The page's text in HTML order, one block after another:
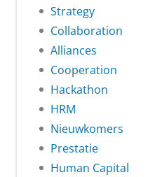
Strategy
Collaboration
Alliances
Cooperation
Hackathon
HRM
Nieuwkomers
Prestatie
Human Capital